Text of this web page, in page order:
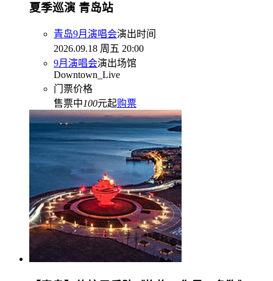
夏季巡演 青岛站
青岛9月演唱会演出时间
2026.09.18 周五 20:00
9月演唱会演出场馆
Downtown_Live
门票价格
售票中100元起购票